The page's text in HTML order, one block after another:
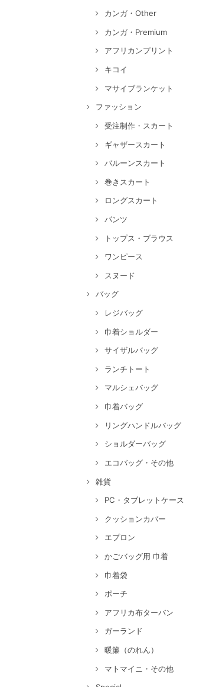
カンガ・Other
カンガ・Premium
アフリカンプリント
キコイ
マサイブランケット
ファッション
受注制作・スカート
ギャザースカート
バルーンスカート
巻きスカート
ロングスカート
パンツ
トップス・ブラウス
ワンピース
スヌード
バッグ
レジバッグ
巾着ショルダー
サイザルバッグ
ランチトート
マルシェバッグ
巾着バッグ
リングハンドルバッグ
ショルダーバッグ
エコバッグ・その他
雑貨
PC・タブレットケース
クッションカバー
エプロン
かごバッグ用 巾着
巾着袋
ポーチ
アフリカ布ターバン
ガーランド
暖簾（のれん）
マトマイニ・その他